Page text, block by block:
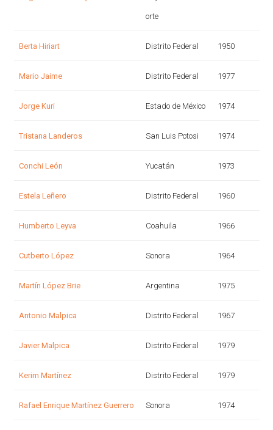
orte
Berta Hiriart Distrito Federal 1950
Mario Jaime Distrito Federal 1977
Jorge Kuri Estado de México 1974
Tristana Landeros San Luis Potosi 1974
Conchi León Yucatán 1973
Estela Leñero Distrito Federal 1960
Humberto Leyva Coahuila 1966
Cutberto López Sonora 1964
Martín López Brie Argentina 1975
Antonio Malpica Distrito Federal 1967
Javier Malpica Distrito Federal 1979
Kerim Martínez Distrito Federal 1979
Rafael Enrique Martínez Guerrero Sonora 1974